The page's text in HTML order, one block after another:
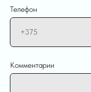
Телефон
Комментарии